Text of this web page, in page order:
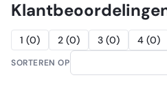
1 (0) 2 (0) 3 (0) 4 (0)
SORTEREN OP